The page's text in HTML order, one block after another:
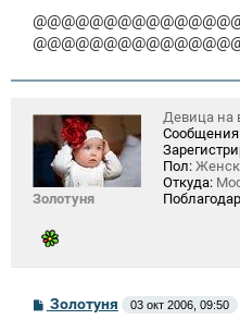
Золотуня
Девица на
Пол:
Откуда:
СЗолотуня 03 окт 2006, 09:50